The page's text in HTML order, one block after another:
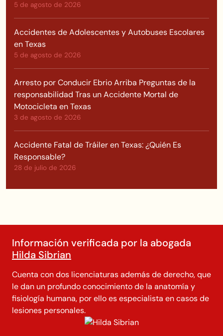
5 de agosto de 2026
Accidentes de Adolescentes y Autobuses Escolares
en Texas
5 de agosto de 2026
Arresto por Conducir Ebrio Arriba Preguntas de la
responsabilidad Tras un Accidente Mortal de
Motocicleta en Texas
3 de agosto de 2026
Accidente Fatal de Tráiler en Texas: ¿Quién Es
Responsable?
28 de julio de 2026
Información verificada por la abogada
Hilda Sibrian
Cuenta con dos licenciaturas además de derecho, que
le dan un profundo conocimiento de la anatomía y
fisiología humana, por ello es especialista en casos de
lesiones personales.